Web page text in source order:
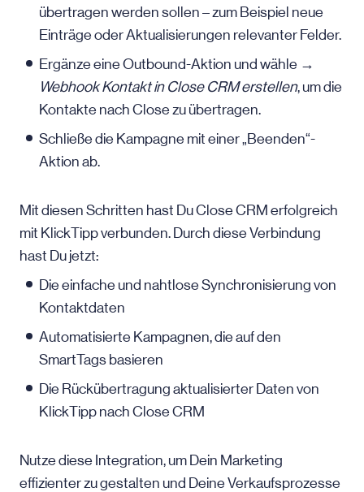
übertragen werden sollen – zum Beispiel neue
Einträge oder Aktualisierungen relevanter Felder.
Ergänze eine Outbound-Aktion und wähle →
Webhook Kontakt in Close CRM erstellen, um die
Kontakte nach Close zu übertragen.
Schließe die Kampagne mit einer „Beenden“-
Aktion ab.
Mit diesen Schritten hast Du Close CRM erfolgreich
mit KlickTipp verbunden. Durch diese Verbindung
hast Du jetzt:
Die einfache und nahtlose Synchronisierung von
Kontaktdaten
Automatisierte Kampagnen, die auf den
SmartTags basieren
Die Rückübertragung aktualisierter Daten von
KlickTipp nach Close CRM
Nutze diese Integration, um Dein Marketing
effizienter zu gestalten und Deine Verkaufsprozesse